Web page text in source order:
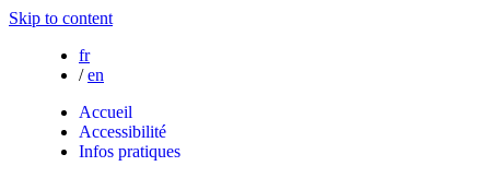
Skip to content
fr
/ en
Accueil
Accessibilité
Infos pratiques